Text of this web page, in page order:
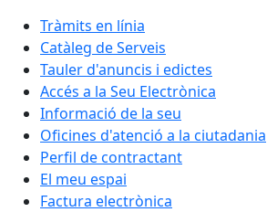
Tràmits en línia
Catàleg de Serveis
Tauler d'anuncis i edictes
Accés a la Seu Electrònica
Informació de la seu
Oficines d'atenció a la ciutadania
Perfil de contractant
El meu espai
Factura electrònica